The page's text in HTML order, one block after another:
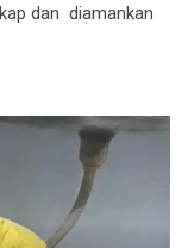
dan diamankan